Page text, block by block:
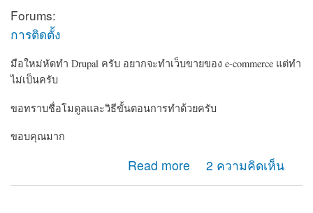
Forums:
การติดตั้ง
มือใหม่หัดทำ Drupal ครับ อยากจะทำเว็บขายของ e-commerce แต่ทำ
ไม่เป็นครับ
ขอทราบชื่อโมดูลและวิธีขั้นตอนการทำด้วยครับ
ขอบคุณมาก
Read more
about อยากทำเว็บ e-commerce 2 ความคิดเห็น